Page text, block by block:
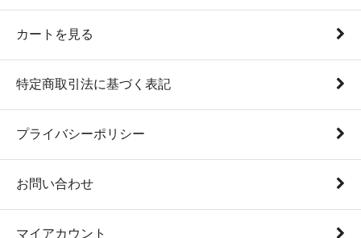
カートを見る
特定商取引法に基づく表記
プライバシーポリシー
お問い合わせ
マイアカウント